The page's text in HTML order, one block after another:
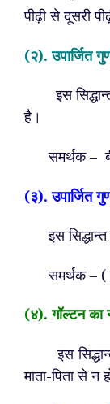
पीढ़ी से दूसरी
(२). उपार्जित
इस
है।
समर्थक –
(३). उपार्जित
इस सिद्धान्त
समर्थक – (
(४). गॉल्टन का
इस
माता-पिता से न